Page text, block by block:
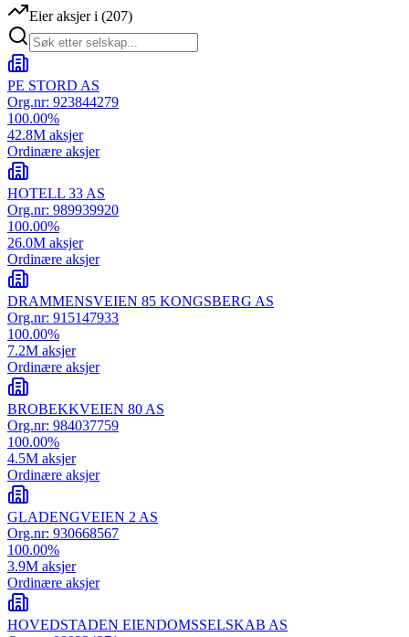
Eier aksjer i (207)
PE STORD AS
Org.nr: 923844279
100.00%
42.8M aksjer
Ordinære aksjer
HOTELL 33 AS
Org.nr: 989939920
100.00%
26.0M aksjer
Ordinære aksjer
DRAMMENSVEIEN 85 KONGSBERG AS
Org.nr: 915147933
100.00%
7.2M aksjer
Ordinære aksjer
BROBEKKVEIEN 80 AS
Org.nr: 984037759
100.00%
4.5M aksjer
Ordinære aksjer
GLADENGVEIEN 2 AS
Org.nr: 930668567
100.00%
3.9M aksjer
Ordinære aksjer
HOVEDSTADEN EIENDOMSSELSKAB AS